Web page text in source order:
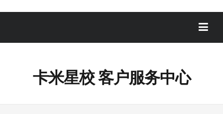
卡米星校 客户服务中心